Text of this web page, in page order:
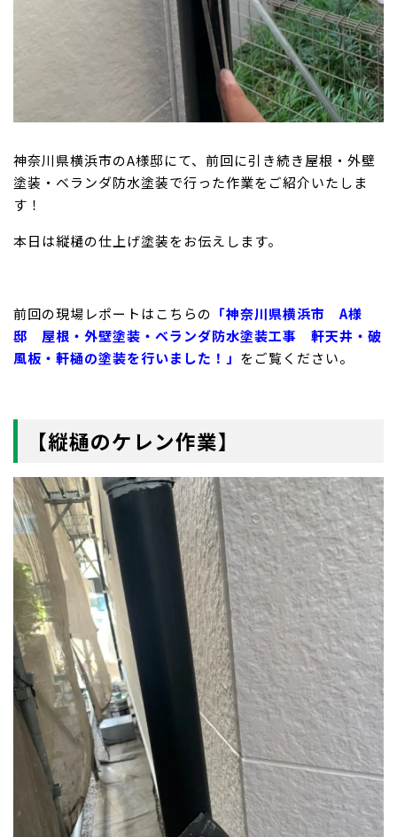
神奈川県横浜市のA様邸にて、前回に引き続き屋根・外壁
塗装・ベランダ防水塗装で行った作業をご紹介いたしま
す！
本日は縦樋の仕上げ塗装をお伝えします。
前回の現場レポートはこちらの 「神奈川県横浜市 A様
邸 屋根・外壁塗装・ベランダ防水塗装工事 軒天井・破
風板・軒樋の塗装を行いました！」 をご覧ください。
【縦樋のケレン作業】